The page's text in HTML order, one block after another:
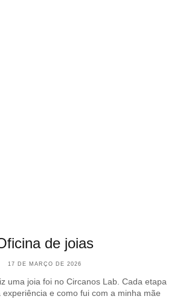
de joias
17 DE MARÇO DE 2026
uma joia foi no Circanos Lab. Cada etapa
e como fui com a minha mãe